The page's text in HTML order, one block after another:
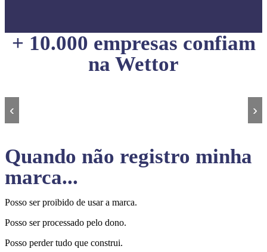
+ 10.000 empresas confiam
na Wettor
‹ ›
Quando não registro minha
marca...
Posso ser proibido de usar a marca.
Posso ser processado pelo dono.
Posso perder tudo que construi.